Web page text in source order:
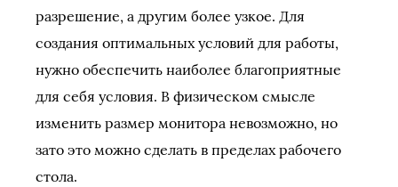
разрешение, а другим более узкое. Для
создания оптимальных условий для работы,
нужно обеспечить наиболее благоприятные
для себя условия. В физическом смысле
изменить размер монитора невозможно, но
зато это можно сделать в пределах рабочего
стола.